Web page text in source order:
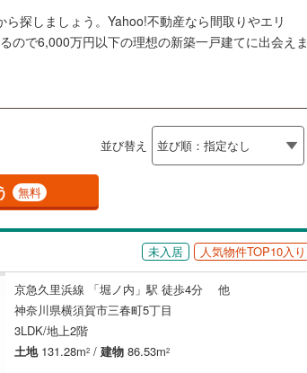
探しましょう。Yahoo!不動産なら間取りやエリ
ので6,000万円以下の理想の新築一戸建てに出会えま
並び替え
無料
未入居 人気物件TOP10入り
京急久里浜線 「堀ノ内」駅 徒歩4分 他
神奈川県横須賀市三春町5丁目
3LDK/地上2階
土地131.28m2 / 建物 86.53m2
静岡 三重
岡山 広島 山口
高知
長崎
この条件で検索する
南区(74)
金沢区(112)
青葉区(24)
平塚市(320 )
小田原市(36)
三浦市 (13
大和市(157
この条件で検索するこの条件で検索する
イン (722)
横浜市営地下鉄グリーンライン
(208)
東急東横線(170)
東急目黒線
京急久里浜線(76)
相模鉄道新横浜線(135)
い線(42) 江ノ島電鉄(160
この条件で検索するこの条件で検索する
角地（14）
設計住宅性能評価付き
（26）
大規模（総区画数50戸以上）
この条件で検索する
保存した条件を見る
検索条件を保存する
閉じる お気に入りリストを見る
閉じる
閉じる お気に入りリストを見る
閉じる